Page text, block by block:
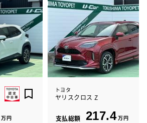
万円
トヨタ
ヤリスクロス Z
支払総額 217.4万円